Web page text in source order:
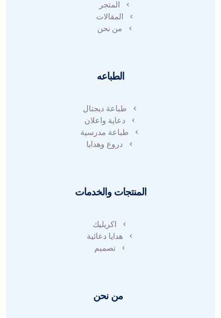
المتجر
المقالات
من نحن
الطباعه
طباعة ديجتال
دعاية واعلان
طباعة مدرسية
دروع وهدايا
المنتجات والخدمات
اكريليك
هدايا دعائية
تصميم
من نحن